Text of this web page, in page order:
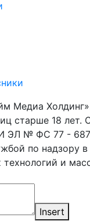
Медиа
старше 18 лет.
ЭЛ № ФС 77 -
по надзору в
и
Insert